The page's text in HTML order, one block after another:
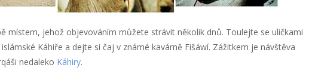
místem, jehož objevováním můžete strávit několik dnů. Toulejte se uličkami
islámské Káhiře a dejte si čaj v známé kavárně Fišáwí. Zážitkem je návštěva
nedaleko Káhiry.